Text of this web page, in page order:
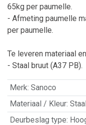
65kg per paumelle.
- Afmeting paumelle
per paumelle.
Te leveren materiaal
- Staal bruut (A37 PB).
Merk: Sanoco
Materiaal / Kleur:
Deurbeslag type: